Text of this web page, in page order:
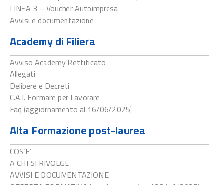
LINEA 3 – Voucher Autoimpresa
Avvisi e documentazione
Academy di Filiera
Avviso Academy Rettificato
Allegati
Delibere e Decreti
C.A.I. Formare per Lavorare
Faq (aggiornamento al 16/06/2025)
Alta Formazione post-laurea
COS’E’
A CHI SI RIVOLGE
AVVISI E DOCUMENTAZIONE